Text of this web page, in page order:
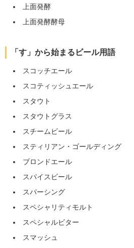
上面発酵
上面発酵酵母
「す」から始まるビール用語
スコッチエール
スコティッシュエール
スタウト
スタウトグラス
スチームビール
スティリアン・ゴールディング
ブロンドエール
スパイスビール
スパーシング
スペシャリティモルト
スペシャルビター
スマッシュ